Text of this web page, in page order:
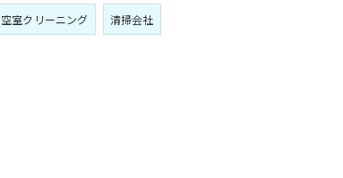
空室クリーニング 清掃会社